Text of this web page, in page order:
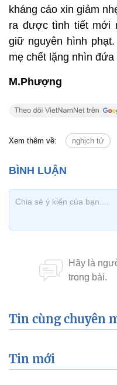
kháng cáo xin giảm
ra được tình tiết mới
giữ nguyên hình
mẹ chết lặng nhìn
M.Phượng
Xem thêm về: nghịch tử
Tin cùng chuyên
Tin mới